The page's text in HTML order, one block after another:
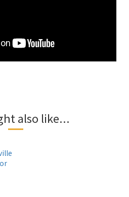
also like...